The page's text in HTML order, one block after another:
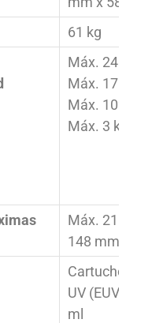
61 kg
Máx. 240 mm
Máx. 178 mm
Máx. 102 mm
Máx. 3 kg
Máx. 210 mm
148 mm
Cartuchos
UV (EUV5) 200
ml